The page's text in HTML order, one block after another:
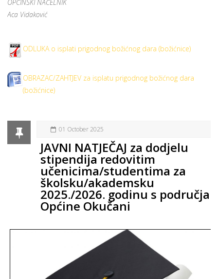
OPĆINSKI NAČELNIK
Aca Vidaković
ODLUKA o isplati prigodnog božićnog dara (božićnice)
OBRAZAC/ZAHTJEV za isplatu prigodnog božićnog dara
(božićnice)
01 October 2025
JAVNI NATJEČAJ za dodjelu
stipendija redovitim
učenicima/studentima za
školsku/akademsku
2025./2026. godinu s područja
Općine Okučani